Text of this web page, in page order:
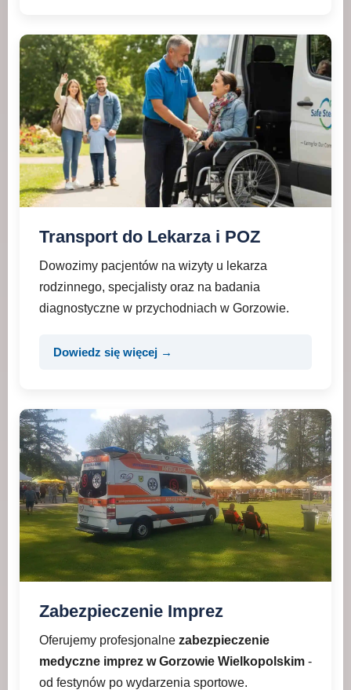
Transport do Lekarza i POZ
Dowozimy pacjentów na wizyty u lekarza
rodzinnego, specjalisty oraz na badania
diagnostyczne w przychodniach w Gorzowie.
Dowiedz się więcej →
Zabezpieczenie Imprez
Oferujemy profesjonalne zabezpieczenie
medyczne imprez w Gorzowie Wielkopolskim -
od festynów po wydarzenia sportowe.